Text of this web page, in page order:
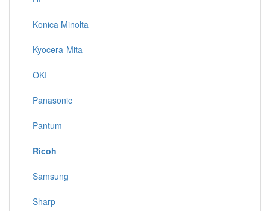
Konica Minolta
Kyocera-Mita
OKI
Panasonic
Pantum
Ricoh
Samsung
Sharp